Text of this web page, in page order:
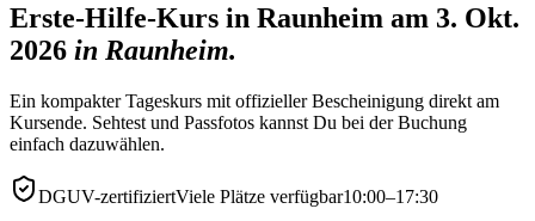
Erste-Hilfe-Kurs in Raunheim am 3. Okt.
2026 in Raunheim.
Ein kompakter Tageskurs mit offizieller Bescheinigung direkt am
Kursende. Sehtest und Passfotos kannst Du bei der Buchung
einfach dazuwählen.
DGUV-zertifiziertViele Plätze verfügbar10:00–17:30